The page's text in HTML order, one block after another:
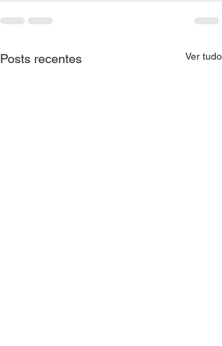
Posts recentes Ver tudo